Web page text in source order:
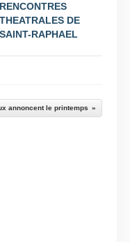
RENCONTRES
THEATRALES DE
SAINT-RAPHAEL
annoncent le printemps